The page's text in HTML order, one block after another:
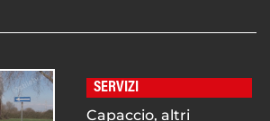
SERVIZI
Capaccio, altri